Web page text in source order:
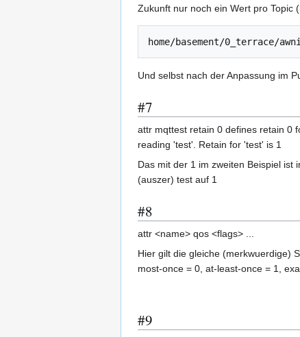
Zukunft nur noch ein Wert pro Topic
Und selbst nach der Anpassung im
#7
attr mqttest retain 0 defines retain 0
reading 'test'. Retain for 'test' is 1
Das mit der 1 im zweiten Beispiel ist
(auszer) test auf 1
#8
attr <name> qos <flags> ...
Hier gilt die gleiche (merkwuerdige)
most-once = 0, at-least-once = 1,
#9